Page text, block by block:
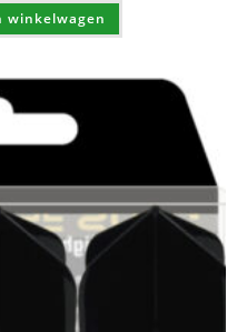
winkelwagen